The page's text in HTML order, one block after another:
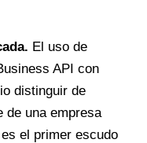
El uso de
API con
distinguir de
de una empresa
el primer escudo